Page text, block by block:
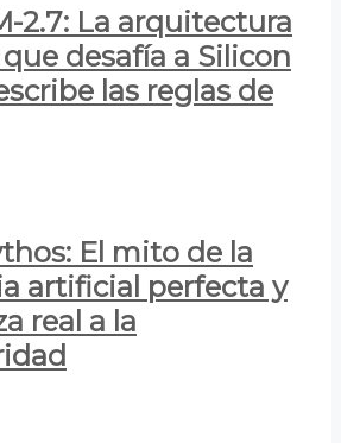
2.7: La arquitectura
desafía a Silicon
las reglas de
El mito de la
artificial perfecta y
real a la